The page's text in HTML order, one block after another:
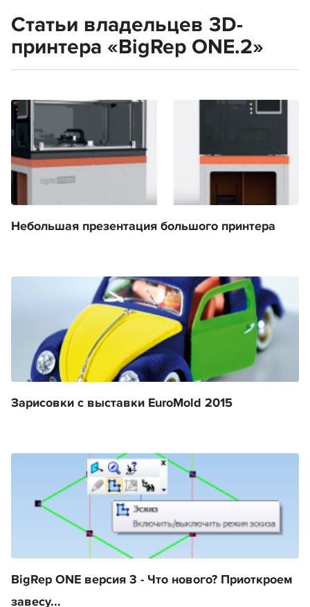
Статьи владельцев 3D-
принтера «BigRep ONE.2»
Небольшая презентация большого принтера
Зарисовки с выставки EuroMold 2015
BigRep ONE версия 3 - Что нового? Приоткроем
завесу...